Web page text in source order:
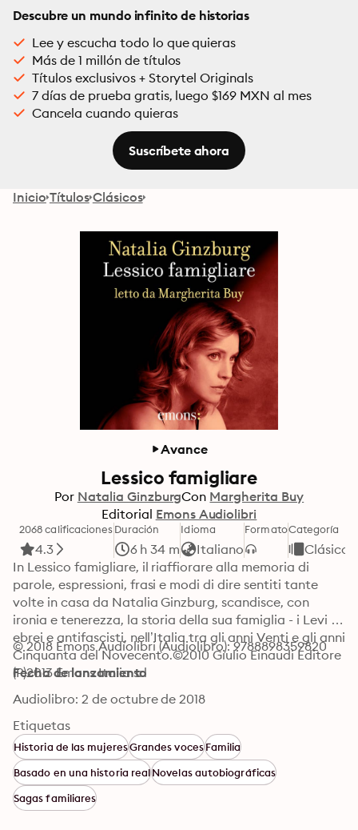
Descubre un mundo infinito de historias
Lee y escucha todo lo que quieras
Más de 1 millón de títulos
Títulos exclusivos + Storytel Originals
7 días de prueba gratis, luego $169 MXN al mes
Cancela cuando quieras
Suscríbete ahora
Inicio Títulos Clásicos
Avance
Lessico famigliare
Por Natalia GinzburgCon Margherita Buy
Editorial Emons Audiolibri
2068 calificaciones
4.3
Duración
6 h 34 m
Idioma
Italiano
FormatoCategoría
Clásicos
In Lessico famigliare, il riaffiorare alla memoria di
parole, espressioni, frasi e modi di dire sentiti tante
volte in casa da Natalia Ginzburg, scandisce, con
ironia e tenerezza, la storia della sua famiglia - i Levi -
ebrei e antifascisti, nell’Italia tra gli anni Venti e gli anni
Cinquanta del Novecento.©2010 Giulio Einaudi Editore
(P)2013 Emons Italia srl
© 2018 Emons Audiolibri (Audiolibro): 9788898359820
Fecha de lanzamiento
Audiolibro: 2 de octubre de 2018
Etiquetas
Historia de las mujeresGrandes vocesFamilia
Basado en una historia realNovelas autobiográficas
Sagas familiares